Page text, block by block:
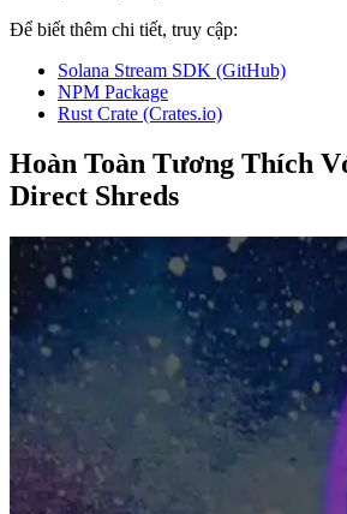
Để biết thêm chi tiết, truy cập:
Solana Stream SDK (GitHub)
NPM Package
Rust Crate (Crates.io)
Hoàn Toàn Tương Thích
Direct Shreds